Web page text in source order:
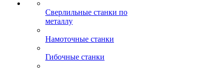
Сверлильные станки по
металлу
Намоточные станки
Гибочные станки